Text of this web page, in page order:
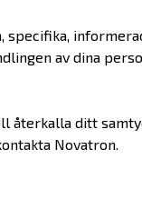
av dina
återkalla ditt
Novatron.